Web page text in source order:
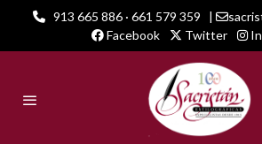
913 665 886 · 661 579 359 |
Facebook
Twitter